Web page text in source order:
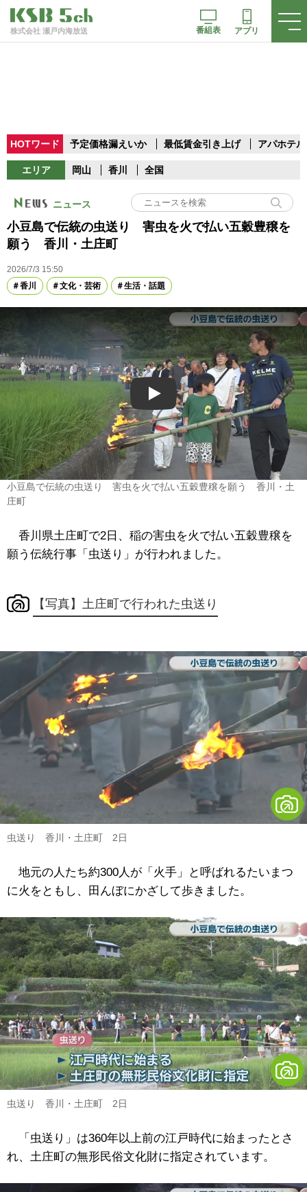
株式会社 瀬戸内海放送 番組表 アプリ
HOTワード 予定価格漏えいか 最低賃金引き上げ アパホテル
エリア 岡山 香川 全国
ニュース
小豆島で伝統の虫送り 害虫を火で払い五穀豊穣を
願う 香川・土庄町
2026/7/3 15:50
香川
文化・芸術 生活・話題
Play
小豆島で伝統の虫送り 害虫を火で払い五穀豊穣を願う 香川・土
庄町
香川県土庄町で2日、稲の害虫を火で払い五穀豊穣を
願う伝統行事「虫送り」が行われました。
【写真】土庄町で行われた虫送り
虫送り 香川・土庄町 2日
地元の人たち約300人が「火手」と呼ばれるたいまつ
に火をともし、田んぼにかざして歩きました。
虫送り 香川・土庄町 2日
「虫送り」は360年以上前の江戸時代に始まったとさ
れ、土庄町の無形民俗文化財に指定されています。